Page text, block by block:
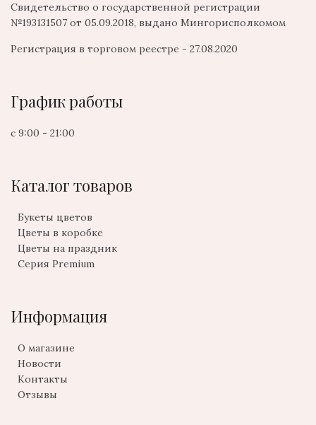
Свидетельство о государственной регистрации
№193131507 от 05.09.2018, выдано Мингорисполкомом
Регистрация в торговом реестре - 27.08.2020
График работы
с 9:00 - 21:00
Каталог товаров
Букеты цветов
Цветы в коробке
Цветы на праздник
Серия Premium
Информация
О магазине
Новости
Контакты
Отзывы